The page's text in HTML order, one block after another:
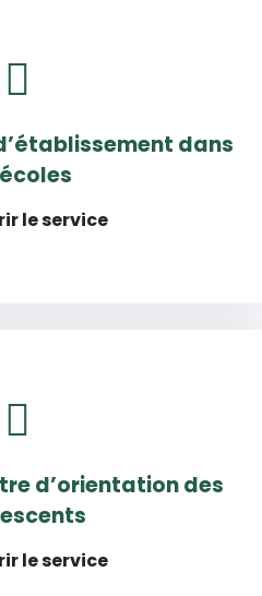
dans
le service
d’orientation des
le service